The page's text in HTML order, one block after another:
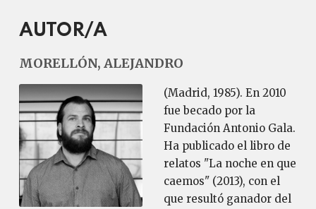
AUTOR/A
MORELLÓN, ALEJANDRO
(Madrid, 1985). En 2010
fue becado por la
Fundación Antonio Gala.
Ha publicado el libro de
relatos "La noche en que
caemos" (2013), con el
que resultó ganador del